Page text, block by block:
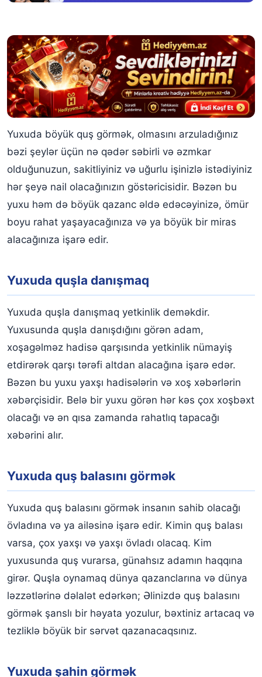
Yuxuda böyük quş görmək, olmasını arzuladığınız
bəzi şeylər üçün nə qədər səbirli və əzmkar
olduğunuzun, sakitliyiniz və uğurlu işinizlə istədiyiniz
hər şeyə nail olacağınızın göstəricisidir. Bəzən bu
yuxu həm də böyük qazanc əldə edəcəyinizə, ömür
boyu rahat yaşayacağınıza və ya böyük bir miras
alacağınıza işarə edir.
Yuxuda quşla danışmaq
Yuxuda quşla danışmaq yetkinlik deməkdir.
Yuxusunda quşla danışdığını görən adam,
xoşagəlməz hadisə qarşısında yetkinlik nümayiş
etdirərək qarşı tərəfi altdan alacağına işarə edər.
Bəzən bu yuxu yaxşı hadisələrin və xoş xəbərlərin
xəbərçisidir. Belə bir yuxu görən hər kəs çox xoşbəxt
olacağı və ən qısa zamanda rahatlıq tapacağı
xəbərini alır.
Yuxuda quş balasını görmək
Yuxuda quş balasını görmək insanın sahib olacağı
övladına və ya ailəsinə işarə edir. Kimin quş balası
varsa, çox yaxşı və yaxşı övladı olacaq. Kim
yuxusunda quş vurarsa, günahsız adamın haqqına
girər. Quşla oynamaq dünya qazanclarına və dünya
ləzzətlərinə dəlalət edərkən; Əlinizdə quş balasını
görmək şanslı bir həyata yozulur, bəxtiniz artacaq və
tezliklə böyük bir sərvət qazanacaqsınız.
Yuxuda şahin görmək